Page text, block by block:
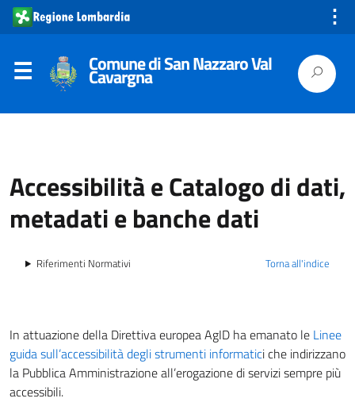
⋮
Comune di San Nazzaro Val
Cavargna
Accessibilità e Catalogo di dati,
metadati e banche dati
Torna all'indice
Riferimenti Normativi
In attuazione della Direttiva europea AgID ha emanato le Linee
guida sull’accessibilità degli strumenti informatici che indirizzano
la Pubblica Amministrazione all’erogazione di servizi sempre più
accessibili.